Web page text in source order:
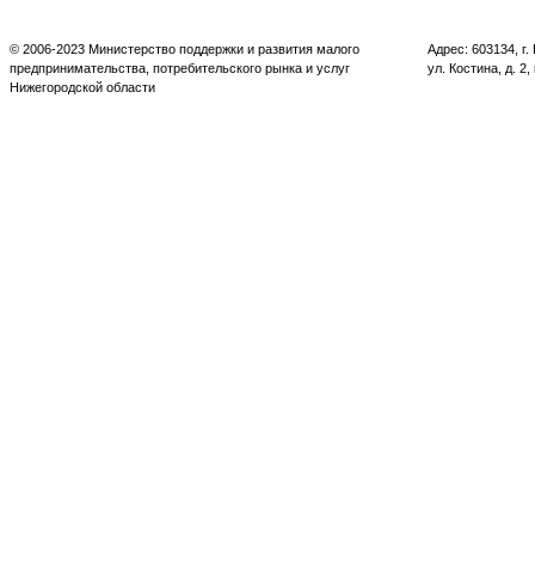
© 2006-2023 Министерство поддержки и развития малого
предпринимательства, потребительского рынка и услуг
Нижегородской области
Адрес: 603134,
ул. Костина, д. 2,